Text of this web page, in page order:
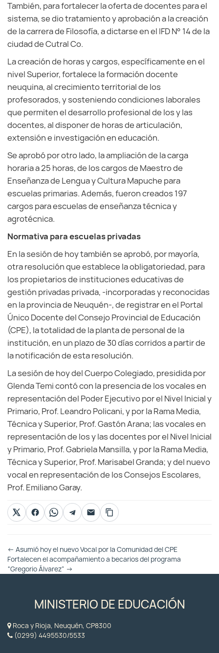
También, para fortalecer la oferta de docentes para el
sistema, se dio tratamiento y aprobación a la creación
de la carrera de Filosofía, a dictarse en el IFD N° 14 de la
ciudad de Cutral Co.
La creación de horas y cargos, específicamente en el
nivel Superior, fortalece la formación docente
neuquina, al crecimiento territorial de los
profesorados, y sosteniendo condiciones laborales
que permiten el desarrollo profesional de los y las
docentes, al disponer de horas de articulación,
extensión e investigación en educación.
Se aprobó por otro lado, la ampliación de la carga
horaria a 25 horas, de los cargos de Maestro de
Enseñanza de Lengua y Cultura Mapuche para
escuelas primarias. Además, fueron creados 197
cargos para escuelas de enseñanza técnica y
agrotécnica.
Normativa para escuelas privadas
En la sesión de hoy también se aprobó, por mayoría,
otra resolución que establece la obligatoriedad, para
los propietarios de instituciones educativas de
gestión privadas privada, -incorporadas y reconocidas
en la provincia de Neuquén-, de registrar en el Portal
Único Docente del Consejo Provincial de Educación
(CPE), la totalidad de la planta de personal de la
institución, en un plazo de 30 días corridos a partir de
la notificación de esta resolución.
La sesión de hoy del Cuerpo Colegiado, presidida por
Glenda Temi contó con la presencia de los vocales en
representación del Poder Ejecutivo por el Nivel Inicial y
Primario, Prof. Leandro Policani, y por la Rama Media,
Técnica y Superior, Prof. Gastón Arana; las vocales en
representación de los y las docentes por el Nivel Inicial
y Primario, Prof. Gabriela Mansilla, y por la Rama Media,
Técnica y Superior, Prof. Marisabel Granda; y del nuevo
vocal en representación de los Consejos Escolares,
Prof. Emiliano Garay.
Otras
Entradas
← Asumió hoy el nuevo Vocal por la Comunidad del CPE
Fortalecen el acompañamiento a becarios del programa
“Gregorio Álvarez” →
MINISTERIO DE EDUCACIÓN
Roca y Rioja, Neuquén, CP8300
(0299) 4495530/5533